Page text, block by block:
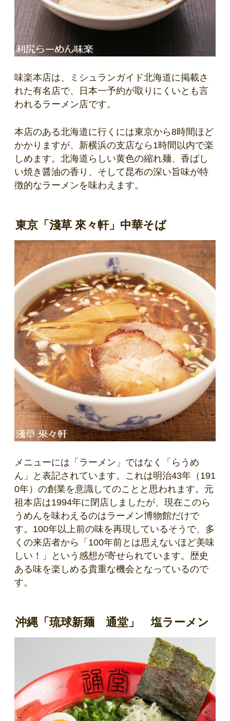
味楽本店は、ミシュランガイド北海道に掲載さ
れた有名店で、日本一予約が取りにくいとも言
われるラーメン店です。
本店のある北海道に行くには東京から8時間ほど
かかりますが、新横浜の支店なら1時間以内で楽
しめます。北海道らしい黄色の縮れ麺、香ばし
い焼き醤油の香り、そして昆布の深い旨味が特
徴的なラーメンを味わえます。
東京「淺草 來々軒」中華そば
メニューには「ラーメン」ではなく「らうめ
ん」と表記されています。これは明治43年（191
0年）の創業を意識してのことと思われます。元
祖本店は1994年に閉店しましたが、現在このら
うめんを味わえるのはラーメン博物館だけで
す。100年以上前の味を再現しているそうで、多
くの来店者から「100年前とは思えないほど美味
しい！」という感想が寄せられています。歴史
ある味を楽しめる貴重な機会となっているので
す。
沖縄「琉球新麺 通堂」 塩ラーメン